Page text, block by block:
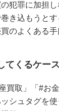
犯罪に加担
き込もうと
のよくある手
てくるケー
買取」「#お
シュタグを